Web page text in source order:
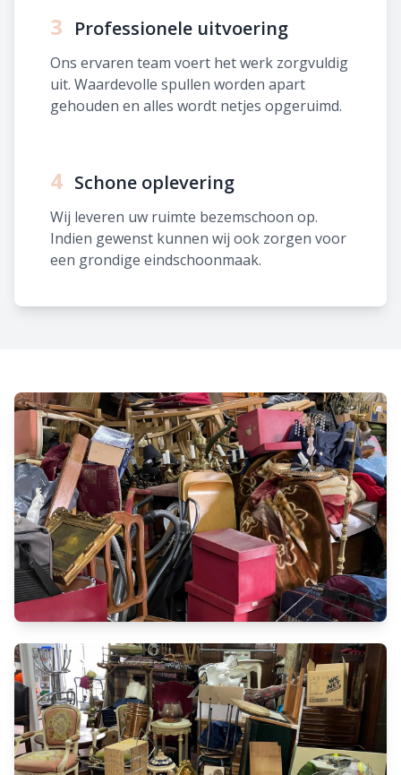
3 Professionele uitvoering
Ons ervaren team voert het werk zorgvuldig
uit. Waardevolle spullen worden apart
gehouden en alles wordt netjes opgeruimd.
4 Schone oplevering
Wij leveren uw ruimte bezemschoon op.
Indien gewenst kunnen wij ook zorgen voor
een grondige eindschoonmaak.